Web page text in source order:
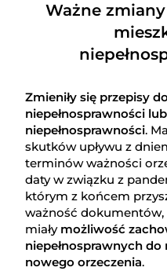
Ważne
Zmieniły się przepisy
niepełnosprawności
niepełnosprawności.
skutków upływu z
terminów ważności
daty w związku z
którym z końcem
ważność dokumentów,
miały możliwość
niepełnosprawnych
nowego orzeczenia.